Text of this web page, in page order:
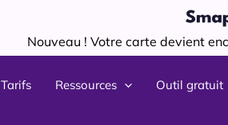
Nouveau ! Votre carte devient
Tarifs Ressources Outil gratuit